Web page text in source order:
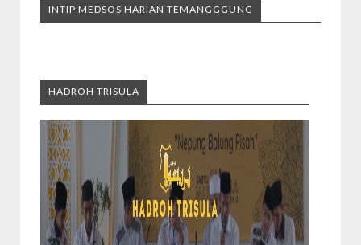
INTIP MEDSOS HARIAN TEMANGGGUNG
HADROH TRISULA